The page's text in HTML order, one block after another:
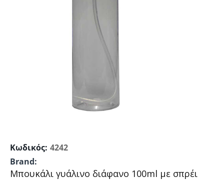
Μπουκάλι γυάλινο διάφανο 100ml με σπρέι
Brand:
Κωδικός: 4242